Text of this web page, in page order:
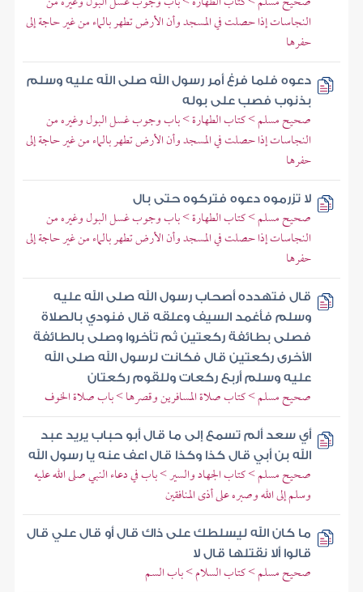
النجاسات إذا حصلت في المسجد وأن الأرض تطهر بالماء من غير حاجة إلى
حفرها
دعوه فلما فرغ أمر رسول الله صلى الله عليه وسلم
بذنوب فصب على بوله
صحيح مسلم > كتاب الطهارة > باب وجوب غسل البول وغيره من
النجاسات إذا حصلت في المسجد وأن الأرض تطهر بالماء من غير حاجة إلى
حفرها
لا تزرموه دعوه فتركوه حتى بال
صحيح مسلم > كتاب الطهارة > باب وجوب غسل البول وغيره من
النجاسات إذا حصلت في المسجد وأن الأرض تطهر بالماء من غير حاجة إلى
حفرها
قال فتهدده أصحاب رسول الله صلى الله عليه
وسلم فأغمد السيف وعلقه قال فنودي بالصلاة
فصلى بطائفة ركعتين ثم تأخروا وصلى بالطائفة
الأخرى ركعتين قال فكانت لرسول الله صلى الله
عليه وسلم أربع ركعات وللقوم ركعتان
صحيح مسلم > كتاب صلاة المسافرين وقصرها > باب صلاة الخوف
أي سعد ألم تسمع إلى ما قال أبو حباب يريد عبد
الله بن أبي قال كذا وكذا قال اعف عنه يا رسول الله
صحيح مسلم > كتاب الجهاد والسير > باب في دعاء النبي صلى الله عليه
وسلم إلى الله وصبره على أذى المنافقين
ما كان الله ليسلطك على ذاك قال أو قال علي قال
قالوا ألا نقتلها قال لا
صحيح مسلم > كتاب السلام > باب السم